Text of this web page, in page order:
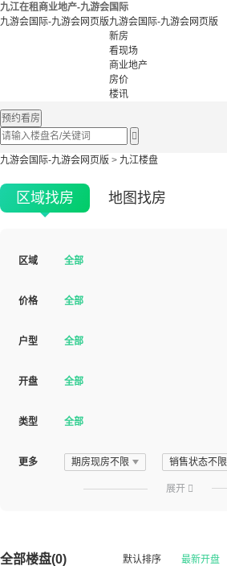
九江在租商业地产-九游会国际
九游会国际-九游会网页版九游会国际-九游会网页版
新房
看现场
商业地产
房价
楼讯
预约看房

九游会国际-九游会网页版 > 九江楼盘
区域找房 地图找房
区域 全部
价格 全部
户型 全部
开盘 全部
类型 全部
更多 期房现房不限 销售状态不限
展开 
全部楼盘(0) 默认排序 最新开盘